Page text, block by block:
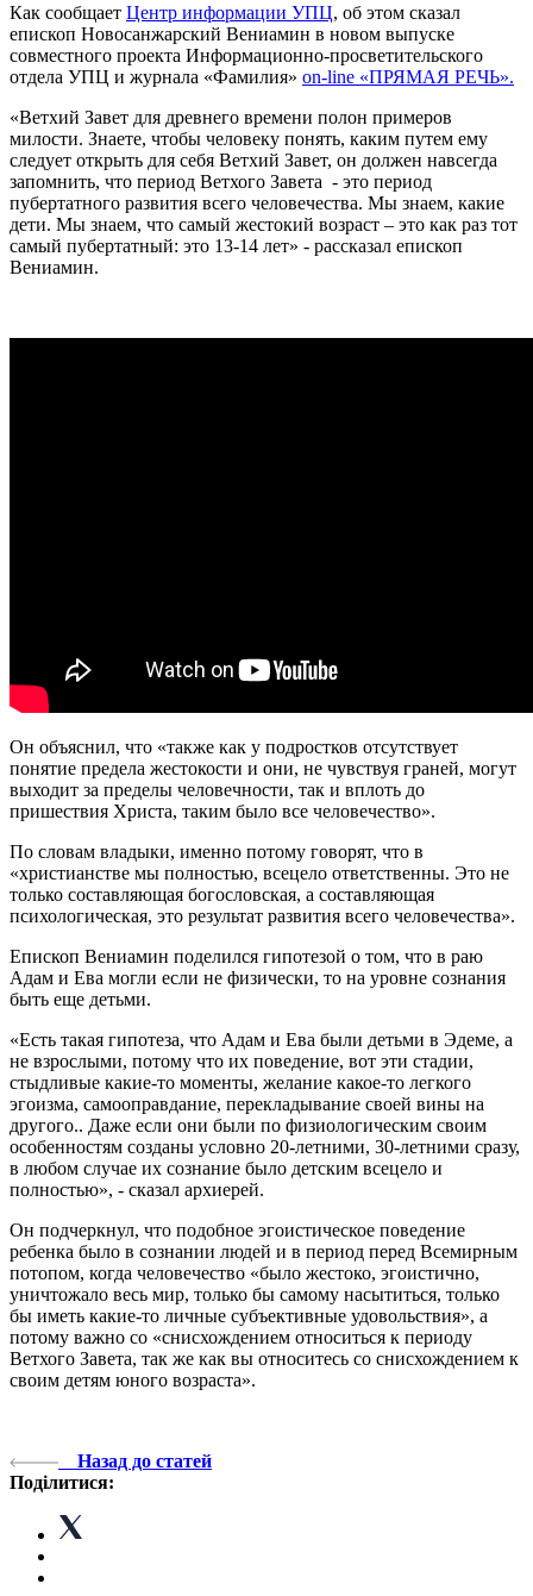
Как сообщает Центр информации УПЦ, об этом сказал
епископ Новосанжарский Вениамин в новом выпуске
совместного проекта Информационно-просветительского
отдела УПЦ и журнала «Фамилия» on-line «ПРЯМАЯ РЕЧЬ».
«Ветхий Завет для древнего времени полон примеров
милости. Знаете, чтобы человеку понять, каким путем ему
следует открыть для себя Ветхий Завет, он должен навсегда
запомнить, что период Ветхого Завета - это период
пубертатного развития всего человечества. Мы знаем, какие
дети. Мы знаем, что самый жестокий возраст – это как раз тот
самый пубертатный: это 13-14 лет» - рассказал епископ
Вениамин.
Он объяснил, что «также как у подростков отсутствует
понятие предела жестокости и они, не чувствуя граней, могут
выходит за пределы человечности, так и вплоть до
пришествия Христа, таким было все человечество».
По словам владыки, именно потому говорят, что в
«христианстве мы полностью, всецело ответственны. Это не
только составляющая богословская, а составляющая
психологическая, это результат развития всего человечества».
Епископ Вениамин поделился гипотезой о том, что в раю
Адам и Ева могли если не физически, то на уровне сознания
быть еще детьми.
«Есть такая гипотеза, что Адам и Ева были детьми в Эдеме, а
не взрослыми, потому что их поведение, вот эти стадии,
стыдливые какие-то моменты, желание какое-то легкого
эгоизма, самооправдание, перекладывание своей вины на
другого.. Даже если они были по физиологическим своим
особенностям созданы условно 20-летними, 30-летними сразу,
в любом случае их сознание было детским всецело и
полностью», - сказал архиерей.
Он подчеркнул, что подобное эгоистическое поведение
ребенка было в сознании людей и в период перед Всемирным
потопом, когда человечество «было жестоко, эгоистично,
уничтожало весь мир, только бы самому насытиться, только
бы иметь какие-то личные субъективные удовольствия», а
потому важно со «снисхождением относиться к периоду
Ветхого Завета, так же как вы относитесь со снисхождением к
своим детям юного возраста».
Назад до статей
Поділитися: